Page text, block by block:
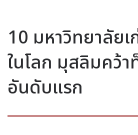
10 มหาวิทยาลัย
ในโลก มุสลิมคว้
อันดับแรก